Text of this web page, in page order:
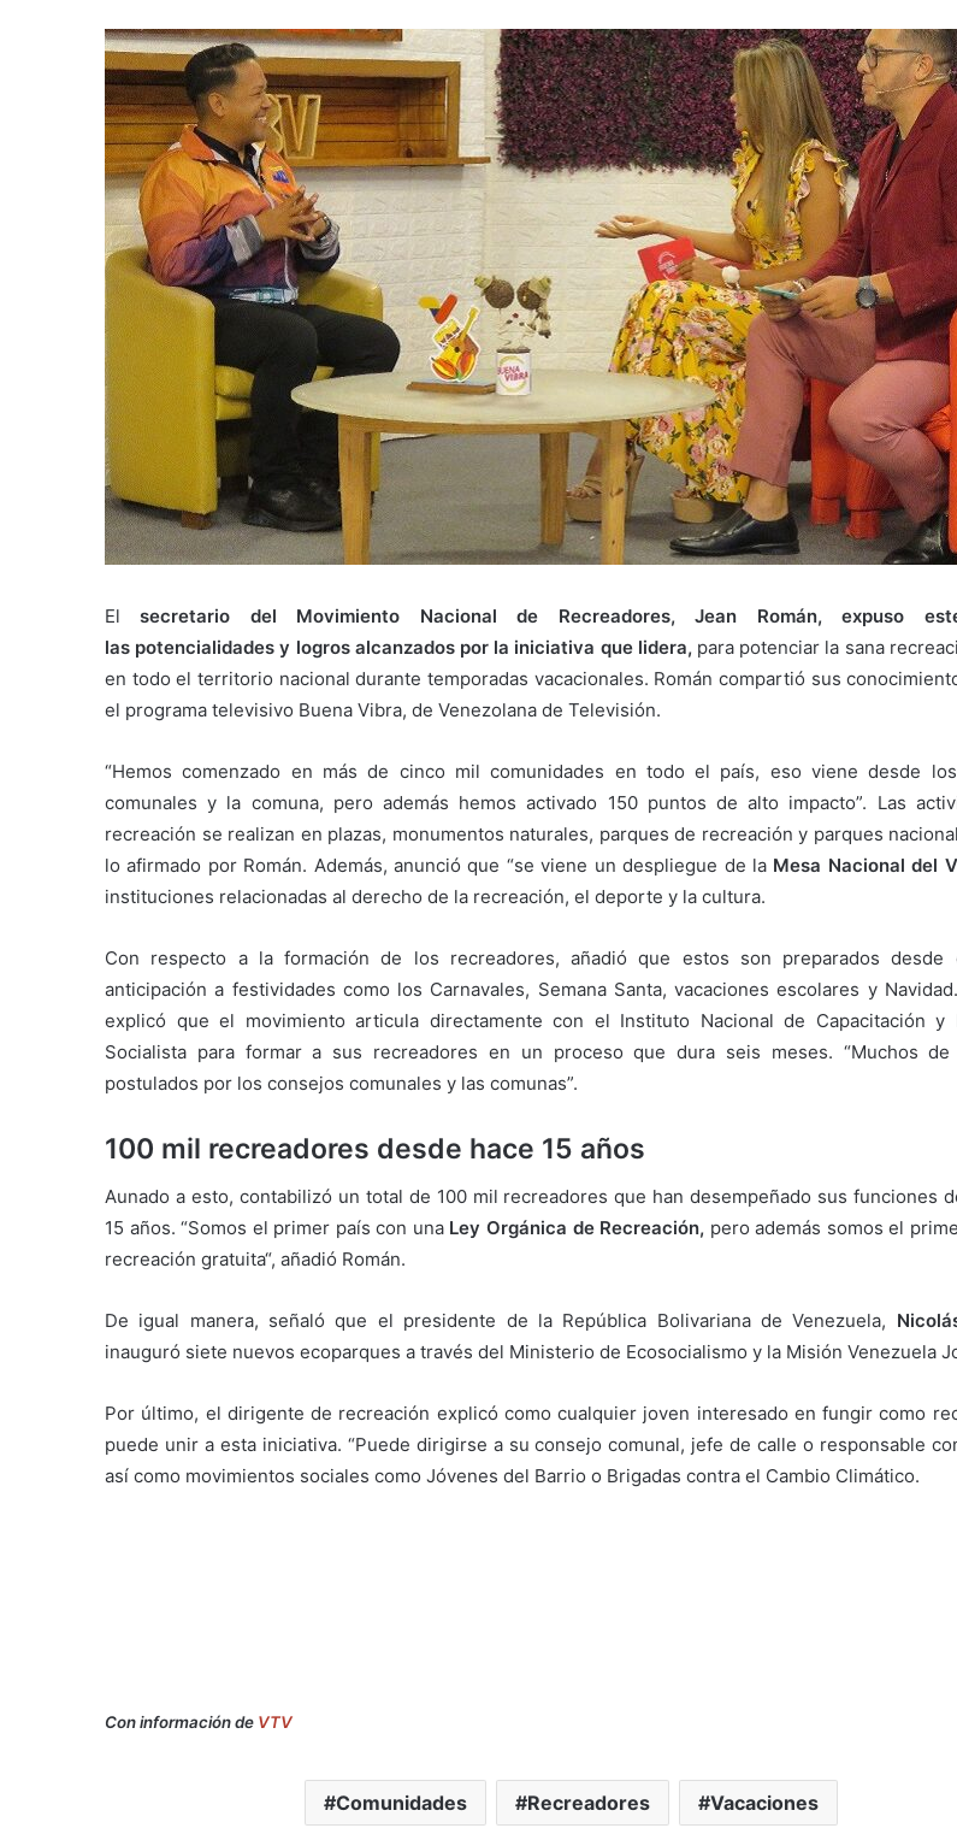
El secretario del Movimiento Nacional de Recreadores, Jean Román, expuso
las potencialidades y logros alcanzados por la iniciativa que lidera, para potenciar la sana
en todo el territorio nacional durante temporadas vacacionales. Román compartió sus
el programa televisivo Buena Vibra, de Venezolana de Televisión.
“Hemos comenzado en más de cinco mil comunidades en todo el país, eso viene desde
comunales y la comuna, pero además hemos activado 150 puntos de alto impacto”. Las
recreación se realizan en plazas, monumentos naturales, parques de recreación y parques
lo afirmado por Román. Además, anunció que “se viene un despliegue de la Mesa Nacional del
instituciones relacionadas al derecho de la recreación, el deporte y la cultura.
Con respecto a la formación de los recreadores, añadió que estos son preparados desde
anticipación a festividades como los Carnavales, Semana Santa, vacaciones escolares y
explicó que el movimiento articula directamente con el Instituto Nacional de Capacitación y
Socialista para formar a sus recreadores en un proceso que dura seis meses. “Muchos
postulados por los consejos comunales y las comunas”.
100 mil recreadores desde hace 15 años
Aunado a esto, contabilizó un total de 100 mil recreadores que han desempeñado sus funciones
15 años. “Somos el primer país con una Ley Orgánica de Recreación, pero además somos el
recreación gratuita“, añadió Román.
De igual manera, señaló que el presidente de la República Bolivariana de Venezuela,
inauguró siete nuevos ecoparques a través del Ministerio de Ecosocialismo y la Misión Venezuela
Por último, el dirigente de recreación explicó como cualquier joven interesado en fungir como
puede unir a esta iniciativa. “Puede dirigirse a su consejo comunal, jefe de calle o responsable
así como movimientos sociales como Jóvenes del Barrio o Brigadas contra el Cambio Climático.
Con información de VTV
Comunidades Recreadores Vacaciones